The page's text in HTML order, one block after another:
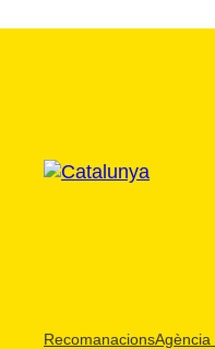
RecomanacionsAgència